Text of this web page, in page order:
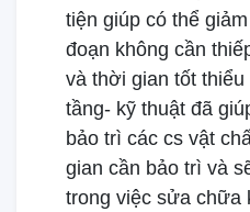
tiện giúp có thể
đoạn không cần
và thời gian tốt
tầng- kỹ thuật đã
bảo trì các cs vật
gian cần bảo trì và
trong việc sửa chữa